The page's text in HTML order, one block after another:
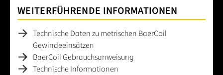
WEITERFÜHRENDE INFORMATIONEN
Technische Daten zu metrischen BaerCoil
Gewindeeinsätzen
BaerCoil Gebrauchsanweisung
Technische Informationen